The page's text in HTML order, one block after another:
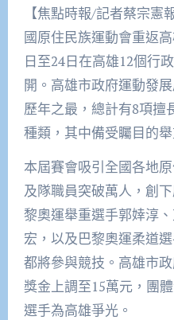
【焦點時報/記者蔡宗憲
國原住民族運動會重返
日至24日在高雄12個行
開。高雄市政府運動發
歷年之最，總計有8項擅
種類，其中備受矚目的
本屆賽會吸引全國各地
及隊職員突破萬人，創
黎奧運舉重選手郭婞淳
宏，以及巴黎奧運柔道
都將參與競技。高雄市
獎金上調至15萬元，團
選手為高雄爭光。